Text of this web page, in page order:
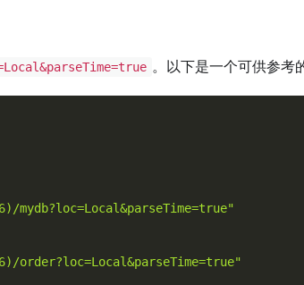
。以下是一个可供参考
mydb?loc=Local&parseTime=true"
order?loc=Local&parseTime=true"